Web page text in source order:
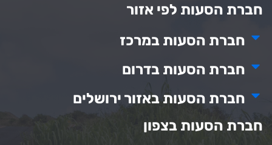
חברת הסעות לפי אזור
חברת הסעות במרכז
חברת הסעות בדרום
חברת הסעות באזור ירושלים
חברת הסעות בצפון